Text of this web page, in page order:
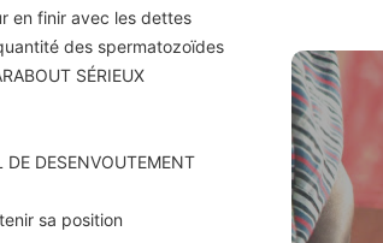
en finir avec les dettes
des spermatozoïdes
SÉRIEUX
DE DESENVOUTEMENT
sa position